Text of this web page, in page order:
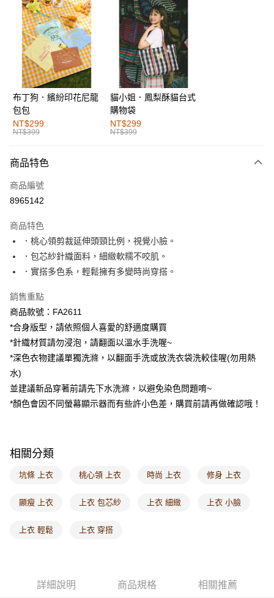
超商取貨付款
LINE Pay
街口支付
運送方式
全家取貨付款
每筆NT$60，滿NT$1,000(含以上)免運費
付款後全家取貨
萊爾富取貨付款
付款後萊爾富取貨
每筆NT$60，滿NT$1,000(含以上)免運費
7-11取貨付款
每筆NT$60，滿NT$1,000(含以上)免運費
付款後7-11取貨
每筆NT$60，滿NT$1,000(含以上)免運費
宅配
每筆NT$120，滿NT$1,000(含以上)免運費
付款後門市自取
每筆NT$60，滿NT$1,000(含以上)免運費
海外配送-其他亞洲地區
海外配送-歐美地區 查看運費
布丁狗．繽紛印花尼龍
包包
NT$299
NT$399
貓小姐．鳳梨酥貓台式
購物袋
NT$299
NT$399
商品特色
商品編號
8965142
商品特色
．桃心領剪裁延伸頭頸比例，視覺小臉。
．包芯紗針織面料，細緻軟糯不咬肌。
．實搭多色系，輕鬆擁有多變時尚穿搭。
銷售重點
商品款號：FA2611
*合身版型，請依照個人喜愛的舒適度購買
*針織材質請勿浸泡，請翻面以溫水手洗喔~
*深色衣物建議單獨洗滌，以翻面手洗或放洗衣袋洗較佳喔(勿用熱
水)
並建議新品穿著前請先下水洗滌，以避免染色問題唷~
*顏色會因不同螢幕顯示器而有些許小色差，購買前請再做確認哦！
相關分類
坑條 上衣 桃心領 上衣 時尚 上衣 修身 上衣
顯瘦 上衣 上衣 包芯紗 上衣 細緻 上衣 小臉
上衣 輕鬆 上衣 穿搭
詳細說明 商品規格 相關推薦